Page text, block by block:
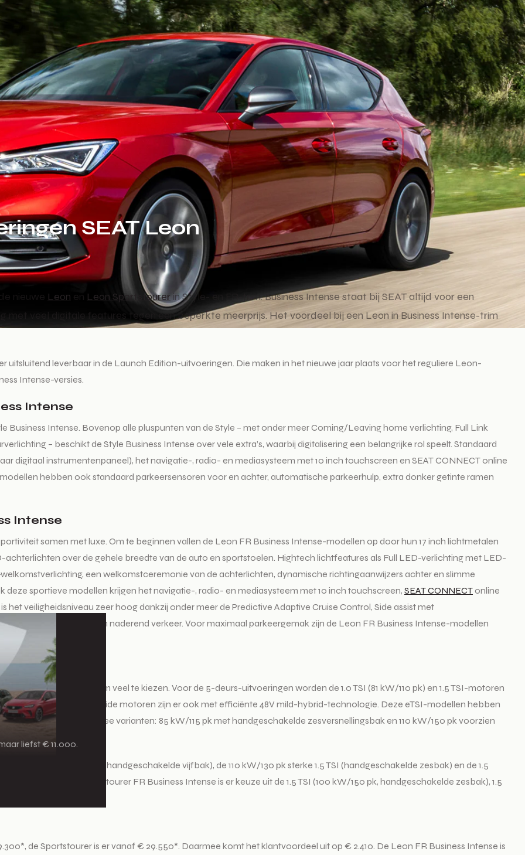
liefst € 11.000.
SEAT Leon
nieuwe Leon Leon Sportstourerin Style- en FR-trim. Business Intense staat bij SEAT altijd voor een
veel digitale features tegen een beperkte meerprijs. Het voordeel bij een Leon in Business Intense-trim
uitsluitend leverbaar in de Launch Edition-uitvoeringen. Die maken in het nieuwe jaar plaats voor het reguliere Leon-
Intense-versies.
Intense
Business Intense. Bovenop alle pluspunten van de Style – met onder meer Coming/Leaving home verlichting, Full Link
– beschikt de Style Business Intense over vele extra’s, waarbij digitalisering een belangrijke rol speelt. Standaard
digitaal instrumentenpaneel), het navigatie-, radio- en mediasysteem met 10 inch touchscreen en SEAT CONNECT online
hebben ook standaard parkeersensoren voor en achter, automatische parkeerhulp, extra donker getinte ramen
Intense
samen met luxe. Om te beginnen vallen de Leon FR Business Intense-modellen op door hun 17 inch lichtmetalen
over de gehele breedte van de auto en sportstoelen. Hightech lichtfeatures als Full LED-verlichting met LED-
een welkomstceremonie van de achterlichten, dynamische richtingaanwijzers achter en slimme
deze sportieve modellen krijgen het navigatie-, radio- en mediasysteem met 10 inch touchscreen, SEAT CONNECT online
veiligheidsniveau zeer hoog dankzij onder meer de Predictive Adaptive Cruise Control, Side assist met
horen bij van achteren naderend verkeer. Voor maximaal parkeergemak zijn de Leon FR Business Intense-modellen
inparkeerhulp.
TDI
in Business Intense-trim veel te kiezen. Voor de 5-deurs-uitvoeringen worden de 1.0 TSI (81 kW/110 pk) en 1.5 TSI-motoren
zesversnellingsbak. Beide motoren zijn er ook met efficiënte 48V mild-hybrid-technologie. Deze eTSI-modellen hebben
TDI-diesel is er in twee varianten: 85 kW/115 pk met handgeschakelde zesversnellingsbak en 110 kW/150 pk voorzien
90 pk sterke 1.0 TSI (handgeschakelde vijfbak), de 110 kW/130 pk sterke 1.5 TSI (handgeschakelde zesbak) en de 1.5
Voor de Leon Sportstourer FR Business Intense is er keuze uit de 1.5 TSI (100 kW/150 pk, handgeschakelde zesbak), 1.5
de Sportstourer is er vanaf € 29.550*. Daarmee komt het klantvoordeel uit op € 2.410. De Leon FR Business Intense is